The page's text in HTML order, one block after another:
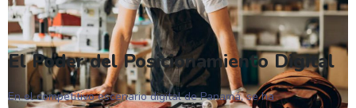
El Poder del Posicionamiento Digital
En el competitivo escenario digital de Panamá, se ha